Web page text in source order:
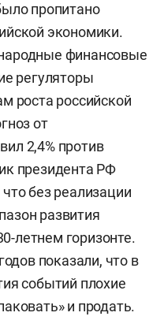
пропитано
экономики.
финансовые
регуляторы
роста российской
от
2,4% против
президента РФ
без реализации
развития
летнем горизонте.
показали, что в
событий плохие
и продать.